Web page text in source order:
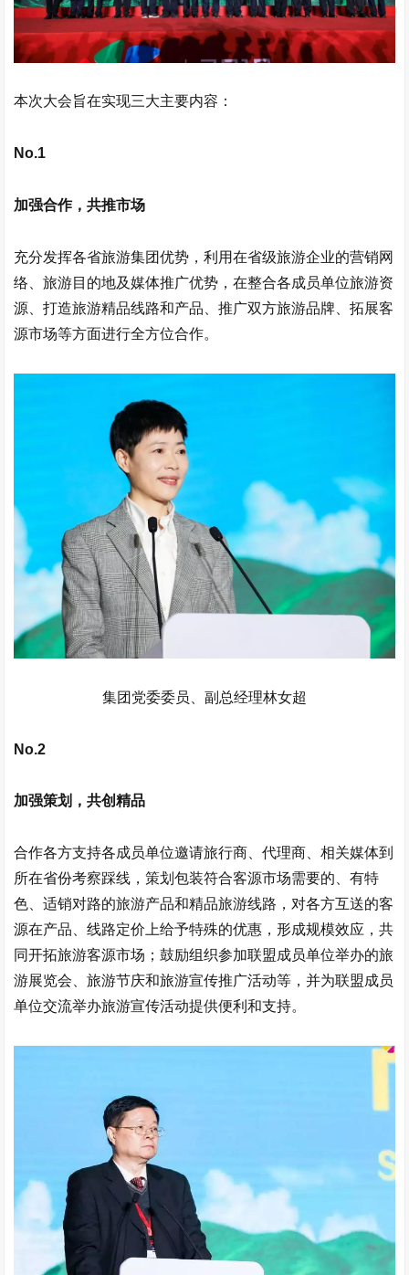
本次大会旨在实现三大主要内容：
No.1
加强合作，共推市场
充分发挥各省旅游集团优势，利用在省级旅游企业的营销网
络、旅游目的地及媒体推广优势，在整合各成员单位旅游资
源、打造旅游精品线路和产品、推广双方旅游品牌、拓展客
源市场等方面进行全方位合作。
集团党委委员、副总经理林女超
No.2
加强策划，共创精品
合作各方支持各成员单位邀请旅行商、代理商、相关媒体到
所在省份考察踩线，策划包装符合客源市场需要的、有特
色、适销对路的旅游产品和精品旅游线路，对各方互送的客
源在产品、线路定价上给予特殊的优惠，形成规模效应，共
同开拓旅游客源市场；鼓励组织参加联盟成员单位举办的旅
游展览会、旅游节庆和旅游宣传推广活动等，并为联盟成员
单位交流举办旅游宣传活动提供便利和支持。